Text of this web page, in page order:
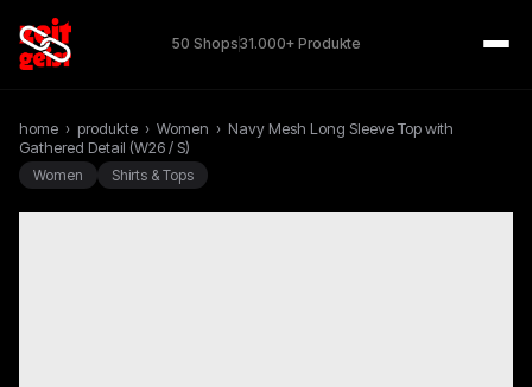
50 Shops31.000+ Produkte
home › produkte › Women › Navy Mesh Long Sleeve Top with
Gathered Detail (W26 / S)
Women Shirts & Tops